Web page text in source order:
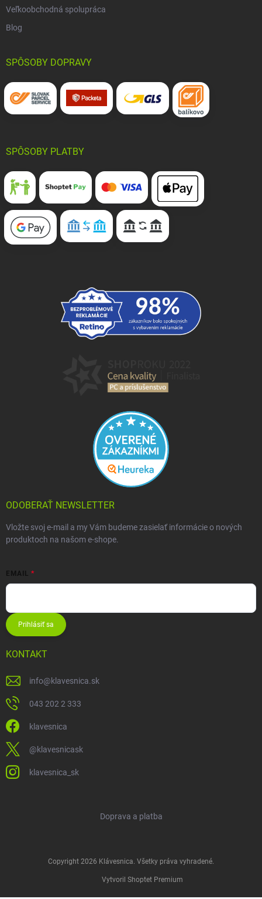
Veľkoobchodná spolupráca
Blog
SPÔSOBY DOPRAVY
SPÔSOBY PLATBY
ODOBERAŤ NEWSLETTER
Vložte svoj e-mail a my Vám budeme zasielať informácie o nových
produktoch na našom e-shope.
EMAIL
Prihlásiť sa
KONTAKT
info@klavesnica.sk
043 202 2 333
klavesnica
@klavesnicask
klavesnica_sk
Doprava a platba
Vytvoril Shoptet Premium
Copyright 2026 Klávesnica. Všetky práva vyhradené.